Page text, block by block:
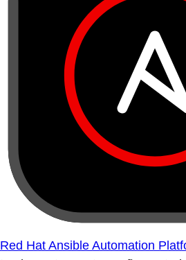
Red Hat Ansible Automation